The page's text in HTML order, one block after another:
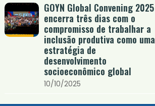
GOYN Global Convening 2025
encerra três dias com o
compromisso de trabalhar a
inclusão produtiva como uma
estratégia de
desenvolvimento
socioeconômico global
10/10/2025